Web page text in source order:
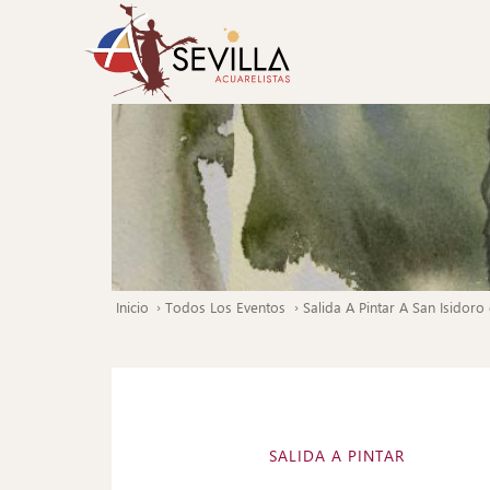
Ruta
Inicio Todos Los Eventos Salida A Pintar A San
SALIDA A PINTAR